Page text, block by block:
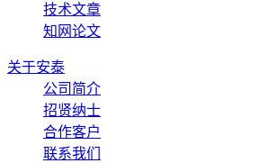
技术文章
知网论文
关于安泰
公司简介
招贤纳士
合作客户
联系我们